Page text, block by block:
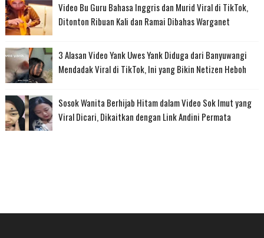
Video Bu Guru Bahasa Inggris dan Murid Viral di TikTok,
Ditonton Ribuan Kali dan Ramai Dibahas Warganet
3 Alasan Video Yank Uwes Yank Diduga dari Banyuwangi
Mendadak Viral di TikTok, Ini yang Bikin Netizen Heboh
Sosok Wanita Berhijab Hitam dalam Video Sok Imut yang
Viral Dicari, Dikaitkan dengan Link Andini Permata